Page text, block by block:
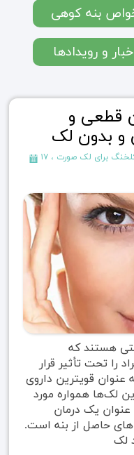
بنه کوهی
و رویدادها
قطعی و
و بدون لک
برای لک صورت ،
را تحت تأثیر قرار
قویترین داروی
لک‌ها همواره مورد
یک درمان
حاصل از بنه است.